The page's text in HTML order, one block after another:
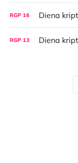
RGP 16
RGP 13